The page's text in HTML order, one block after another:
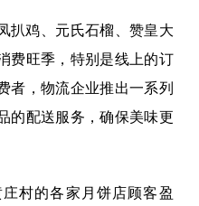
扒鸡、元氏石榴、赞皇大
费旺季，特别是线上的订
者，物流企业推出一系列
的配送服务，确保美味更
村的各家月饼店顾客盈